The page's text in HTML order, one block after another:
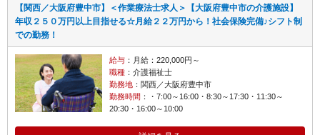
【関西／大阪府豊中市】＜作業療法士求人＞【大阪府豊中市の介護施設】
年収２５０万円以上目指せる☆月給２２万円から！社会保険完備♪シフト制
での勤務！
給与：月給：220,000円～
職種：介護福祉士
勤務地：関西／大阪府豊中市
勤務時間 ：・7:00～16:00・8:30～17:30・11:30～
20:30・16:00～10:00